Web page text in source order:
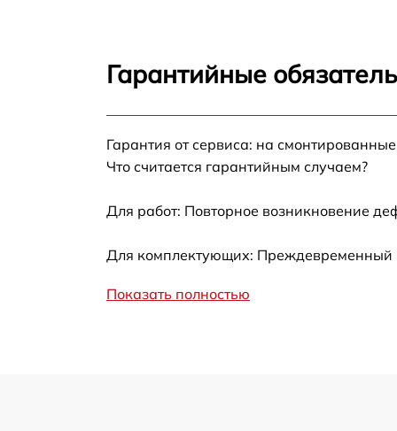
Замена станции airport
Замена батареи
Замена аудио выхода
Гарантийные
Гарантия от сервиса: на
Что считается гарантийным случаем?
Для работ: Повторное возникновение
Для комплектующих: Преждевременный
Показать полностью